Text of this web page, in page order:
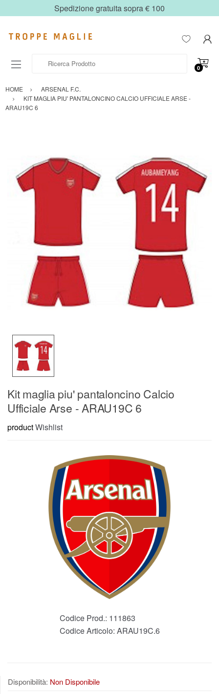
Spedizione gratuita sopra € 100
0
HOME
ARSENAL F.C.
KIT MAGLIA PIU' PANTALONCINO CALCIO UFFICIALE ARSE -
ARAU19C 6
Kit maglia piu' pantaloncino Calcio
Ufficiale Arse - ARAU19C 6
productWishlist
Codice Prod.: 111863
Codice Articolo: ARAU19C.6
Disponibilità: Non Disponibile